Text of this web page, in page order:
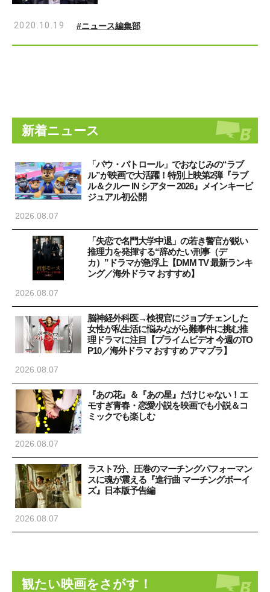
2020.10.19 #ニュース編集部
新着ニュース
「パウ・パトロール」でおなじみの“ラブ
ル”が映画で大活躍！特別上映第2弾『ラブ
ル＆クルー IN シアター 2026』メインキービ
ジュアル初公開
2026.08.07
「失恋で名門大学中退」の若き警官が鋭い
推理力を発揮する“辞めたい刑事（デ
カ）”ドラマが急浮上【DMM TV 最新ランキ
ング／海外ドラマ おすすめ】
2026.08.07
脳神経外科医→検視官にジョブチェンした
女性が私生活に悩みながら難事件に挑む推
理ドラマに注目【プライムビデオ 今週のTO
P10／海外ドラマ おすすめ アマプラ】
2026.08.07
『あの花』＆『あの星』だけじゃない！エ
モすぎ青春・恋愛小説を映画でも小説＆コ
ミックでも楽しむ
2026.08.07
ラスト7分、圧巻のマーチングパフォーマン
スに魂が震える『進行曲 マーチングボーイ
ズ』日本版予告編
2026.08.07
観たい映画をさがす！